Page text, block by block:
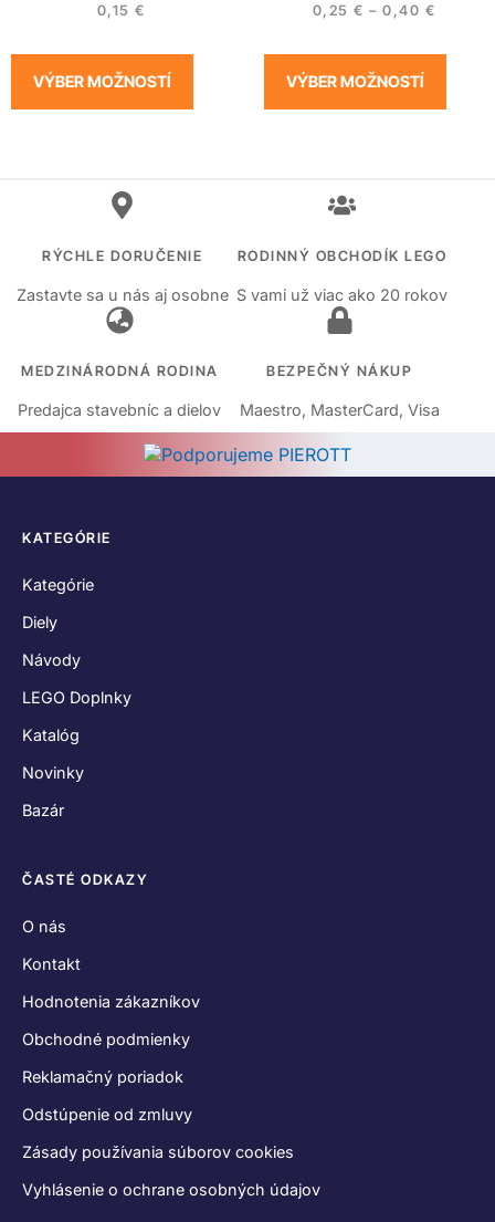
0,15 €
VÝBER MOŽNOSTÍ
0,25€ – 0,40 €
VÝBER MOŽNOSTÍ
RÝCHLE DORUČENIE
Zastavte sa u nás aj osobne
RODINNÝ OBCHODÍK LEGO
S vami už viac ako 20 rokov
MEDZINÁRODNÁ RODINA
Predajca stavebníc a dielov
BEZPEČNÝ NÁKUP
Maestro, MasterCard, Visa
KATEGÓRIE
Kategórie
Diely
Návody
LEGO Doplnky
Katalóg
Novinky
Bazár
ČASTÉ ODKAZY
O nás
Kontakt
Hodnotenia zákazníkov
Obchodné podmienky
Reklamačný poriadok
Odstúpenie od zmluvy
Zásady používania súborov cookies
Vyhlásenie o ochrane osobných údajov